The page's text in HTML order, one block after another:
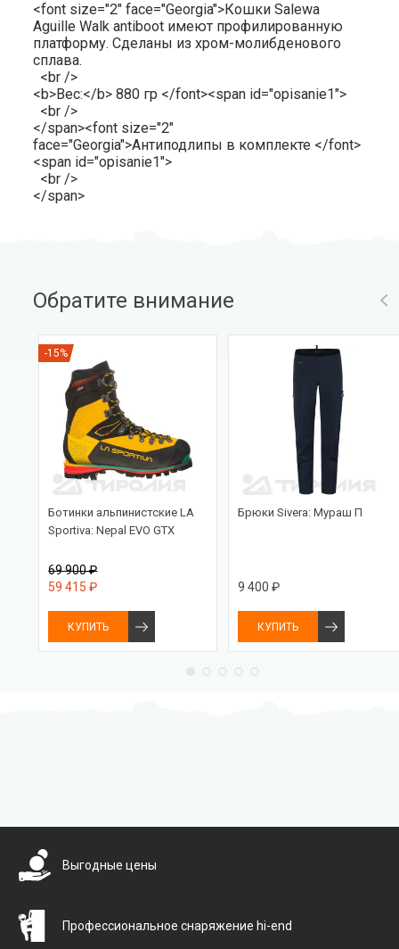
<font size="2" face="Georgia">Кошки Salewa
Aguille Walk antiboot имеют профилированную
платформу. Cделаны из хром-молибденового
сплава.
<br />
<b>Вес:</b> 880 гр </font><span id="opisanie1">
<br />
</span><font size="2"
face="Georgia">Антиподлипы в комплекте </font>
<span id="opisanie1">
<br />
</span>
Обратите внимание
-15%
Ботинки альпинистские LA
Sportiva: Nepal EVO GTX
69 900 ₽
59 415 ₽
КУПИТЬ
Брюки Sivera: Мураш П
9 400 ₽
КУПИТЬ
Выгодные цены
Профессиональное снаряжение hi-end